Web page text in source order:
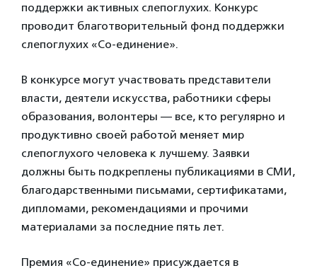
поддержки активных слепоглухих. Конкурс
проводит благотворительный фонд поддержки
слепоглухих «Со-единение».
В конкурсе могут участвовать представители
власти, деятели искусства, работники сферы
образования, волонтеры — все, кто регулярно и
продуктивно своей работой меняет мир
слепоглухого человека к лучшему. Заявки
должны быть подкреплены публикациями в СМИ,
благодарственными письмами, сертификатами,
дипломами, рекомендациями и прочими
материалами за последние пять лет.
Премия «Со-единение» присуждается в